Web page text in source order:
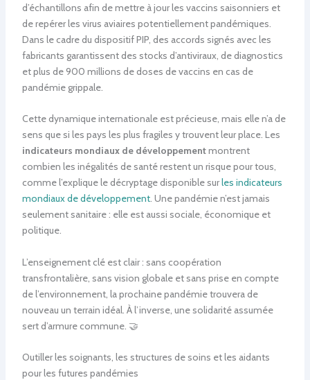
d’échantillons afin de mettre à jour les vaccins saisonniers et
de repérer les virus aviaires potentiellement pandémiques.
Dans le cadre du dispositif PIP, des accords signés avec les
fabricants garantissent des stocks d’antiviraux, de diagnostics
et plus de 900 millions de doses de vaccins en cas de
pandémie grippale.
Cette dynamique internationale est précieuse, mais elle n’a de
sens que si les pays les plus fragiles y trouvent leur place. Les
indicateurs mondiaux de développementmontrent
combien les inégalités de santé restent un risque pour tous,
comme l’explique le décryptage disponible surles indicateurs
mondiaux de développement. Une pandémie n’est jamais
seulement sanitaire : elle est aussi sociale, économique et
politique.
L’enseignement clé est clair : sans coopération
transfrontalière, sans vision globale et sans prise en compte
de l’environnement, la prochaine pandémie trouvera de
nouveau un terrain idéal. À l’inverse, une solidarité assumée
sert d’armure commune. 🤝
Outiller les soignants, les structures de soins et les aidants
pour les futures pandémies